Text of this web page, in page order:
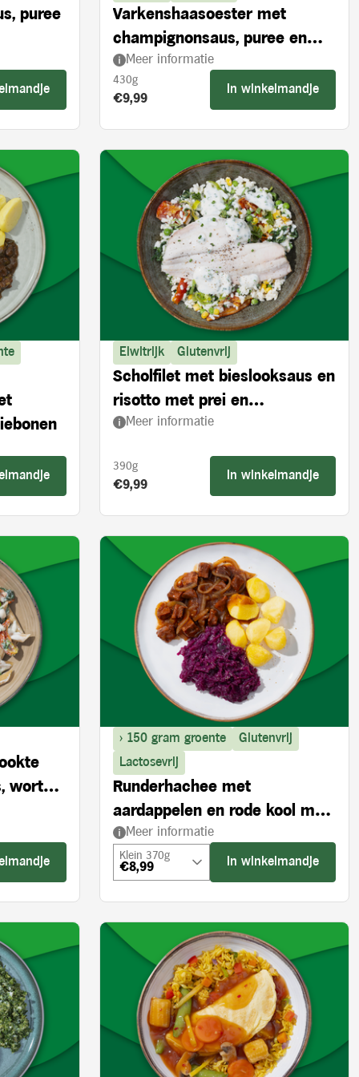
puree
Varkenshaasoester met
champignonsaus, puree en
broccoli
Meer informatie
430g
Product prijs:
€9,99
In winkelmandje
Eiwitrijk Glutenvrij
Scholfilet met bieslooksaus en
risotto met prei en
ovengedroogde tomaten
Meer informatie
390g
Product prijs:
€9,99
In winkelmandje
wortel
> 150 gram groente
Glutenvrij
Lactosevrij
Runderhachee met
aardappelen en rode kool met
appel
Meer informatie
Klein 370g
€8,99 In winkelmandje